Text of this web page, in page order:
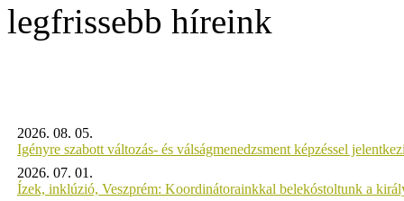
legfrissebb híreink
2026. 08. 05.
Igényre szabott változás- és válságmenedzsment képzéssel
2026. 07. 01.
Ízek, inklúzió, Veszprém: Koordinátorainkkal belekóstoltunk a